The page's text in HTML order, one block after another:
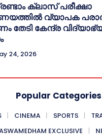
ക്ലാസ് പരീക്ഷാ
വ്യാപക
തേടി കേന്ദ്ര
24, 2026
Popular Categories
CINEMA SPORTS
EXCLUSIVE